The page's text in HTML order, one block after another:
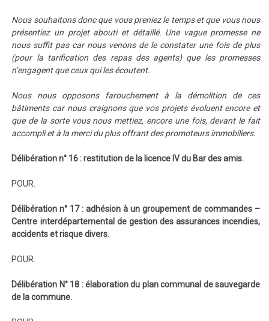
Nous souhaitons donc que vous preniez le temps et que vous nous
présentiez un projet abouti et détaillé. Une vague promesse ne
nous suffit pas car nous venons de le constater une fois de plus
(pour la tarification des repas des agents) que les promesses
n’engagent que ceux qui les écoutent.
Nous nous opposons farouchement à la démolition de ces
bâtiments car nous craignons que vos projets évoluent encore et
que de la sorte vous nous mettiez, encore une fois, devant le fait
accompli et à la merci du plus offrant des promoteurs immobiliers.
Délibération n° 16 : restitution de la licence IV du Bar des amis.
POUR.
Délibération n° 17 : adhésion à un groupement de commandes –
Centre interdépartemental de gestion des assurances incendies,
accidents et risque divers.
POUR.
Délibération N° 18 : élaboration du plan communal de sauvegarde
de la commune.